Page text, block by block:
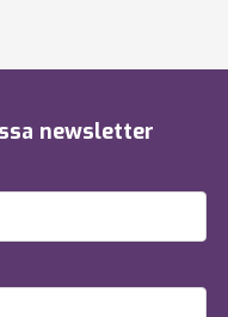
newsletter